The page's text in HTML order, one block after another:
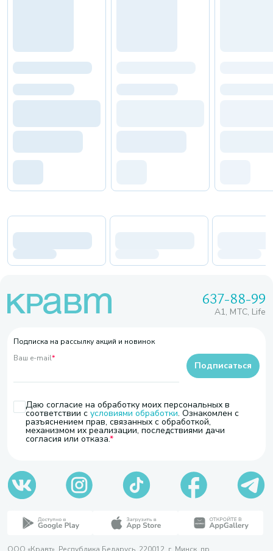
637-88-99
A1, МТС, Life
Подписка на рассылку акций и новинок
Ваш e-mail*
Даю согласие на обработку моих персональных в
соответствии с условиями обработки. Ознакомлен с
разъяснением прав, связанных с обработкой,
механизмом их реализации, последствиями дачи
согласия или отказа.
Подписаться